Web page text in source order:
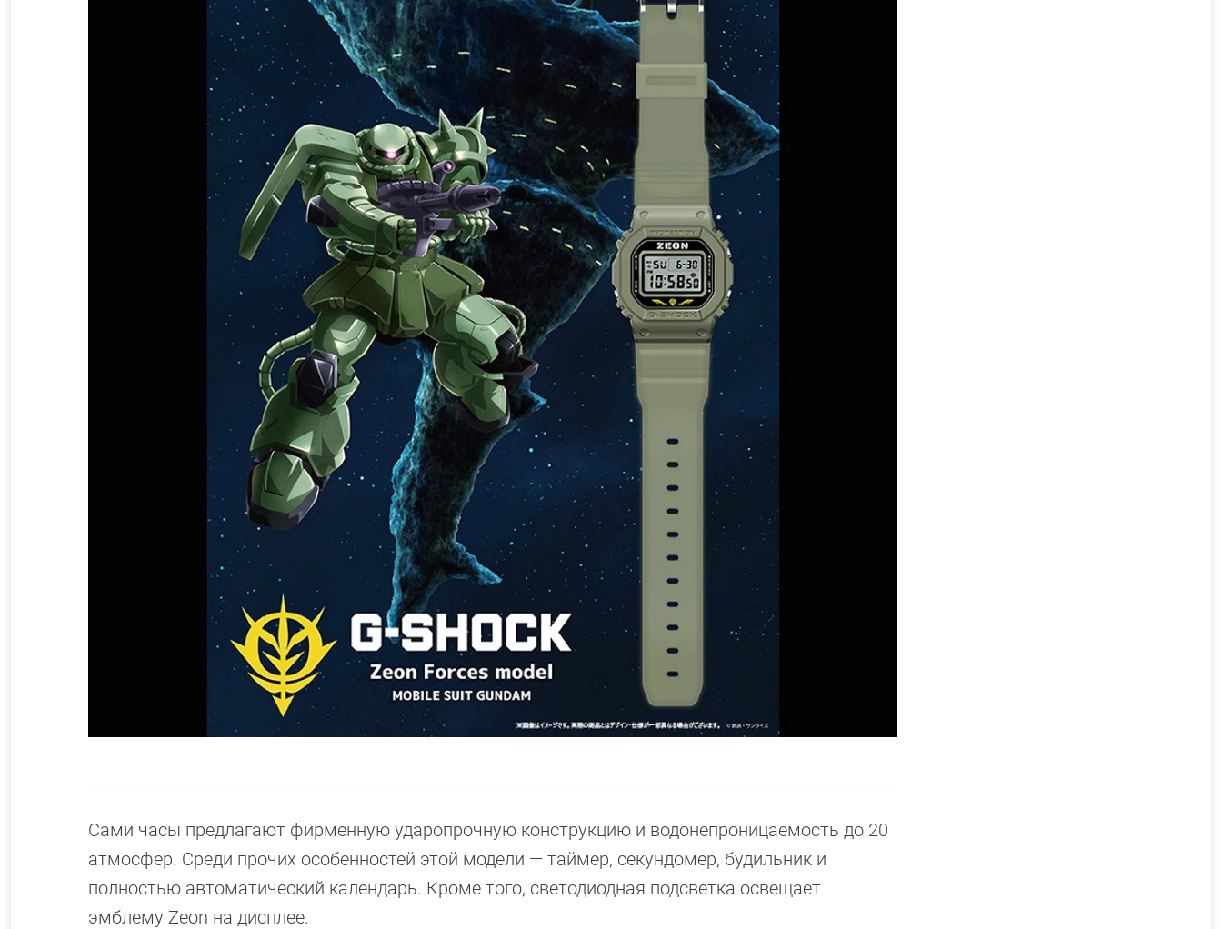
Сами часы предлагают фирменную ударопрочную конструкцию и водонепроницаемость до 20
атмосфер. Среди прочих особенностей этой модели — таймер, секундомер, будильник и
полностью автоматический календарь. Кроме того, светодиодная подсветка освещает
эмблему Zeon на дисплее.